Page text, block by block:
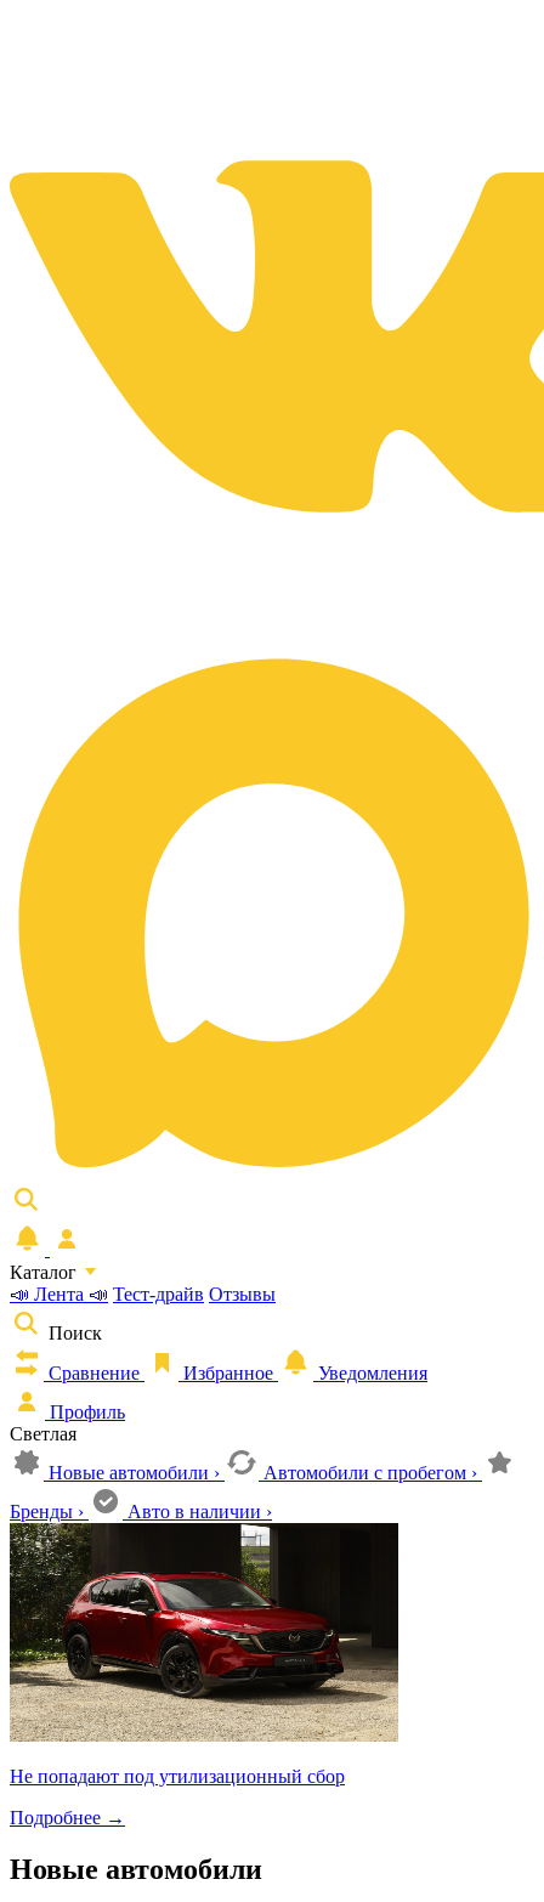
Каталог
📣 Лента 📣 Тест-драйв Отзывы
Поиск
Сравнение
Избранное
Уведомления
Профиль
Светлая
Новые автомобили › Автомобили с пробегом ›
Бренды › Авто в наличии ›
Не попадают под утилизационный сбор
Подробнее →
Новые автомобили